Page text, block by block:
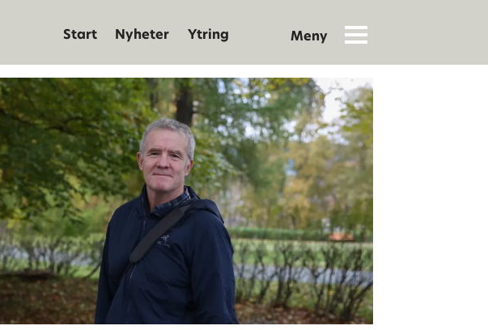
Start Nyheter Ytring